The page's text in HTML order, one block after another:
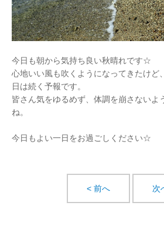
今日も朝から気持ち良い秋晴れです☆
心地いい風も吹くようになってきたけど
日は続く予報です。
皆さん気をゆるめず、体調を崩さないよ
ね。
今日もよい一日をお過ごしください☆
< 前へ 次